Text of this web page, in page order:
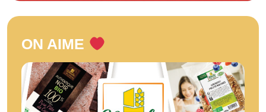
ON AIME